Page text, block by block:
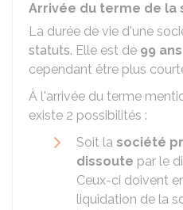
Arrivée du terme de la
La durée de vie d'une
statuts. Elle est de 99
cependant être plus
À l'arrivée du terme
existe 2 possibilités :
Soit la société
dissoute par le
Ceux-ci doivent
liquidation de la